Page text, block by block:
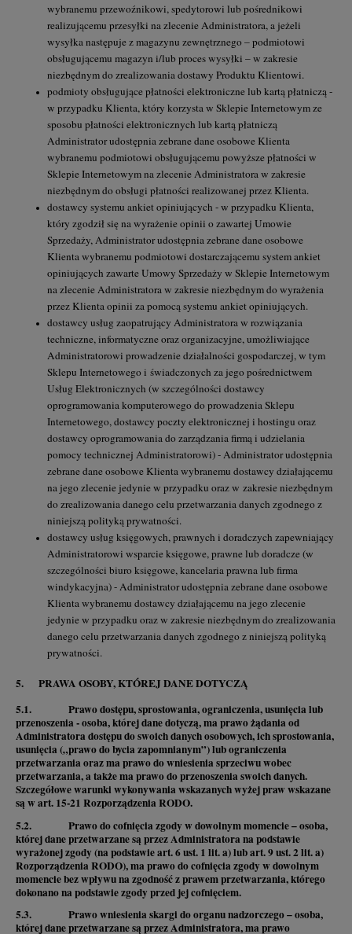
wybranemu przewoźnikowi, spedytorowi lub pośrednikowi
realizującemu przesyłki na zlecenie Administratora, a jeżeli
wysyłka następuje z magazynu zewnętrznego – podmiotowi
obsługującemu magazyn i/lub proces wysyłki – w zakresie
niezbędnym do zrealizowania dostawy Produktu Klientowi.
podmioty obsługujące płatności elektroniczne lub kartą płatniczą -
w przypadku Klienta, który korzysta w Sklepie Internetowym ze
sposobu płatności elektronicznych lub kartą płatniczą
Administrator udostępnia zebrane dane osobowe Klienta
wybranemu podmiotowi obsługującemu powyższe płatności w
Sklepie Internetowym na zlecenie Administratora w zakresie
niezbędnym do obsługi płatności realizowanej przez Klienta.
dostawcy systemu ankiet opiniujących - w przypadku Klienta,
który zgodził się na wyrażenie opinii o zawartej Umowie
Sprzedaży, Administrator udostępnia zebrane dane osobowe
Klienta wybranemu podmiotowi dostarczającemu system ankiet
opiniujących zawarte Umowy Sprzedaży w Sklepie Internetowym
na zlecenie Administratora w zakresie niezbędnym do wyrażenia
przez Klienta opinii za pomocą systemu ankiet opiniujących.
dostawcy usług zaopatrujący Administratora w rozwiązania
techniczne, informatyczne oraz organizacyjne, umożliwiające
Administratorowi prowadzenie działalności gospodarczej, w tym
Sklepu Internetowego i świadczonych za jego pośrednictwem
Usług Elektronicznych (w szczególności dostawcy
oprogramowania komputerowego do prowadzenia Sklepu
Internetowego, dostawcy poczty elektronicznej i hostingu oraz
dostawcy oprogramowania do zarządzania firmą i udzielania
pomocy technicznej Administratorowi) - Administrator udostępnia
zebrane dane osobowe Klienta wybranemu dostawcy działającemu
na jego zlecenie jedynie w przypadku oraz w zakresie niezbędnym
do zrealizowania danego celu przetwarzania danych zgodnego z
niniejszą polityką prywatności.
dostawcy usług księgowych, prawnych i doradczych zapewniający
Administratorowi wsparcie księgowe, prawne lub doradcze (w
szczególności biuro księgowe, kancelaria prawna lub firma
windykacyjna) - Administrator udostępnia zebrane dane osobowe
Klienta wybranemu dostawcy działającemu na jego zlecenie
jedynie w przypadku oraz w zakresie niezbędnym do zrealizowania
danego celu przetwarzania danych zgodnego z niniejszą polityką
prywatności.
5. PRAWA OSOBY, KTÓREJ DANE DOTYCZĄ
5.1. Prawo dostępu, sprostowania, ograniczenia, usunięcia lub
przenoszenia - osoba, której dane dotyczą, ma prawo żądania od
Administratora dostępu do swoich danych osobowych, ich sprostowania,
usunięcia („prawo do bycia zapomnianym”) lub ograniczenia
przetwarzania oraz ma prawo do wniesienia sprzeciwu wobec
przetwarzania, a także ma prawo do przenoszenia swoich danych.
Szczegółowe warunki wykonywania wskazanych wyżej praw wskazane
są w art. 15-21 Rozporządzenia RODO.
5.2. Prawo do cofnięcia zgody w dowolnym momencie – osoba,
której dane przetwarzane są przez Administratora na podstawie
wyrażonej zgody (na podstawie art. 6 ust. 1 lit. a) lub art. 9 ust. 2 lit. a)
Rozporządzenia RODO), ma prawo do cofnięcia zgody w dowolnym
momencie bez wpływu na zgodność z prawem przetwarzania, którego
dokonano na podstawie zgody przed jej cofnięciem.
5.3. Prawo wniesienia skargi do organu nadzorczego – osoba,
której dane przetwarzane są przez Administratora, ma prawo